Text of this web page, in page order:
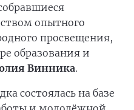
опытного
просвещения,
образования и
Винника.
состоялась на базе